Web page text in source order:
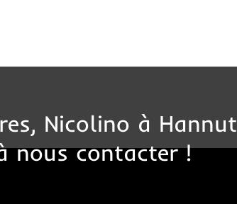
Nicolino à Hannut
nous contacter !